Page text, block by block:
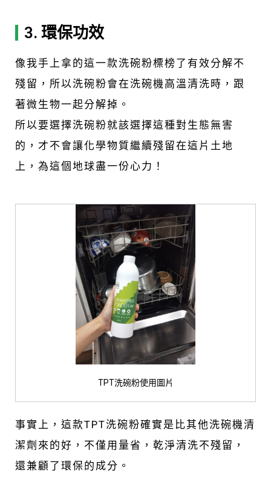
3. 環保功效
像我手上拿的這一款洗碗粉標榜了有效分解不
殘留，所以洗碗粉會在洗碗機高溫清洗時，跟
著微生物一起分解掉。
所以要選擇洗碗粉就該選擇這種對生態無害
的，才不會讓化學物質繼續殘留在這片土地
上，為這個地球盡一份心力！
TPT洗碗粉使用圖片
事實上，這款TPT洗碗粉確實是比其他洗碗機清
潔劑來的好，不僅用量省，乾淨清洗不殘留，
還兼顧了環保的成分。